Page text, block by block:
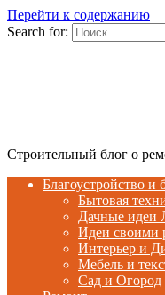
Перейти к содержанию
Search for:
Строительный блог о
Благоустройство и
Бытовая
Дачные идеи
Идеи своими
Интерьер и
Мебель и
Сад и Огород